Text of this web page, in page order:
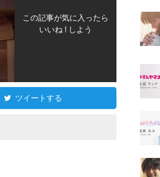
この記事が気に入ったら
いいね ! しよう
ツイートする